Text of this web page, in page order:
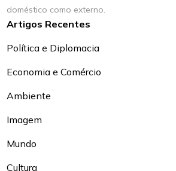
doméstico como externo.
Artigos Recentes
Política e Diplomacia
Economia e Comércio
Ambiente
Imagem
Mundo
Cultura